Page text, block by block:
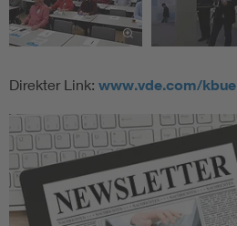
Direkter Link: www.vde.com/kbue